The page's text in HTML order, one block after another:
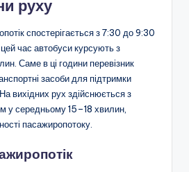
руху
спостерігається з 7:30 до 9:30
час автобуси курсують з
Саме в ці години перевізник
засоби для підтримки
вихідних рух здійснюється з
у середньому 15–18 хвилин,
пасажиропотоку.